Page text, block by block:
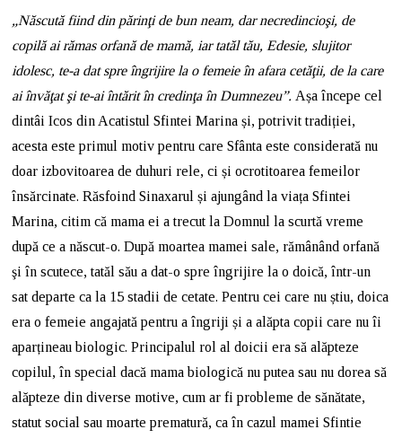
„Născută fiind din părinţi de bun neam, dar necredincioşi, de
copilă ai rămas orfană de mamă, iar tatăl tău, Edesie, slujitor
idolesc, te-a dat spre îngrijire la o femeie în afara cetăţii, de la care
ai învăţat şi te-ai întărit în credinţa în Dumnezeu”. Așa începe cel
dintâi Icos din Acatistul Sfintei Marina și, potrivit tradiției,
acesta este primul motiv pentru care Sfânta este considerată nu
doar izbovitoarea de duhuri rele, ci și ocrotitoarea femeilor
însărcinate. Răsfoind Sinaxarul și ajungând la viața Sfintei
Marina, citim că mama ei a trecut la Domnul la scurtă vreme
după ce a născut-o. După moartea mamei sale, rămânând orfană
şi în scutece, tatăl său a dat-o spre îngrijire la o doică, într-un
sat departe ca la 15 stadii de cetate. Pentru cei care nu știu, doica
era o femeie angajată pentru a îngriji și a alăpta copii care nu îi
aparțineau biologic. Principalul rol al doicii era să alăpteze
copilul, în special dacă mama biologică nu putea sau nu dorea să
alăpteze din diverse motive, cum ar fi probleme de sănătate,
statut social sau moarte prematură, ca în cazul mamei Sfintie